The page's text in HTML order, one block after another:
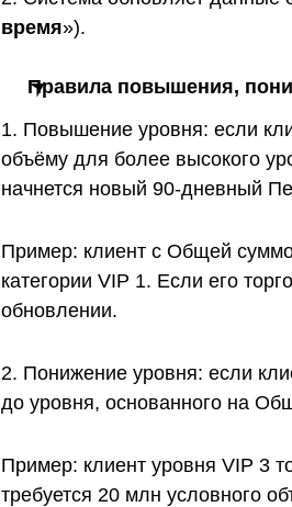
время»).
Правила повышения,
1. Повышение уровня: если
объёму для более высокого
начнется новый 90-дневный
Пример: клиент с Общей
категории VIP 1. Если его
обновлении.
2. Понижение уровня: если
до уровня, основанного на
Пример: клиент уровня VIP 3
требуется 20 млн условного